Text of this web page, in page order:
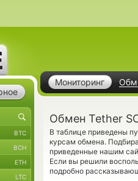
Мониторинг
Обмен Tether
В таблице приведены
курсам обмена.
приведенные нашим
Если вы решили
подробно
BTC
BCH
ETH
LTC